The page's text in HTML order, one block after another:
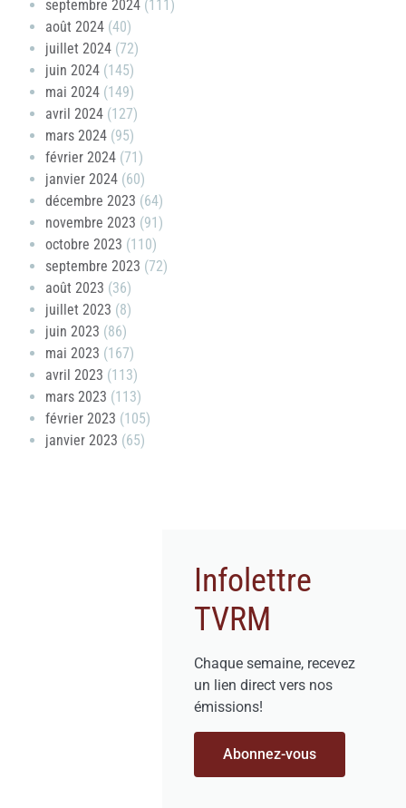
septembre 2024 (111)
août 2024 (40)
juillet 2024 (72)
juin 2024 (145)
mai 2024 (149)
avril 2024 (127)
mars 2024 (95)
février 2024 (71)
janvier 2024 (60)
décembre 2023 (64)
novembre 2023 (91)
octobre 2023 (110)
septembre 2023 (72)
août 2023 (36)
juillet 2023 (8)
juin 2023 (86)
mai 2023 (167)
avril 2023 (113)
mars 2023 (113)
février 2023 (105)
janvier 2023 (65)
Infolettre
TVRM
Chaque semaine, recevez
un lien direct vers nos
émissions!
Abonnez-vous